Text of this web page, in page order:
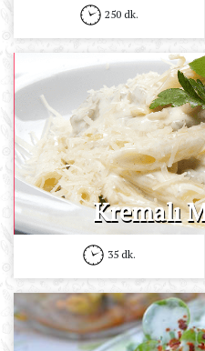
250 dk.
Kremalı
35 dk.